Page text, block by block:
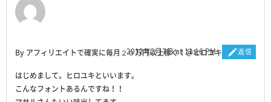
By アフィリエイトで確実に毎月２０万円以上稼ぐ！＠ヒロユキ
2012年2月7日 at 11:16 PM 返信
はじめまして。ヒロユキといいます。
こんなフォントあるんですね！！